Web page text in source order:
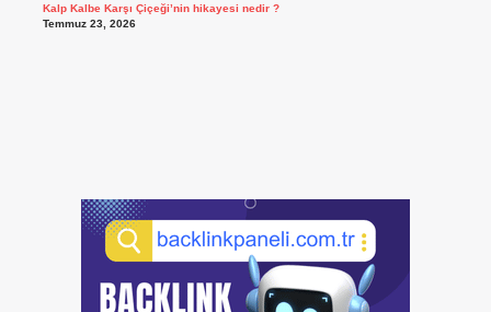
Kalp Kalbe Karşı Çiçeği’nin hikayesi nedir ?
Temmuz 23, 2026